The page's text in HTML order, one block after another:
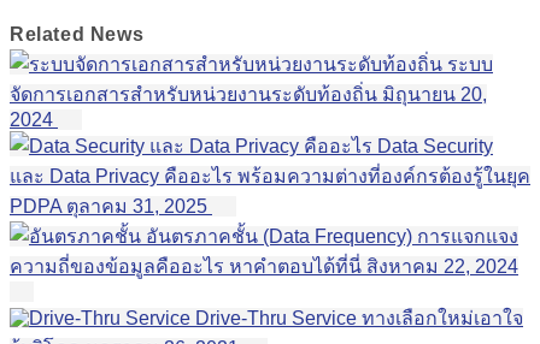
Related
News
ระบบ
จัดการเอกสารสำหรับหน่วยงานระดับท้องถิ่น มิถุนายน 20,
2024
Data Security
และ Data Privacy คืออะไร พร้อมความต่างที่องค์กรต้องรู้ในยุค
PDPA ตุลาคม 31, 2025
อันตรภาคชั้น (Data Frequency) การแจกแจง
ความถี่ของข้อมูลคืออะไร หาคำตอบได้ที่นี่ สิงหาคม 22, 2024
Drive-Thru Service ทางเลือกใหม่เอาใจ